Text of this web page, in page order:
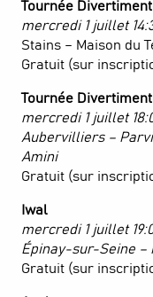
Tournée
mercredi 1 juillet
Stains – Maison du
Gratuit (sur
Tournée
mercredi 1 juillet
Aubervilliers –
Amini
Gratuit (sur
Iwal
mercredi 1 juillet
Épinay-sur-Seine –
Gratuit (sur